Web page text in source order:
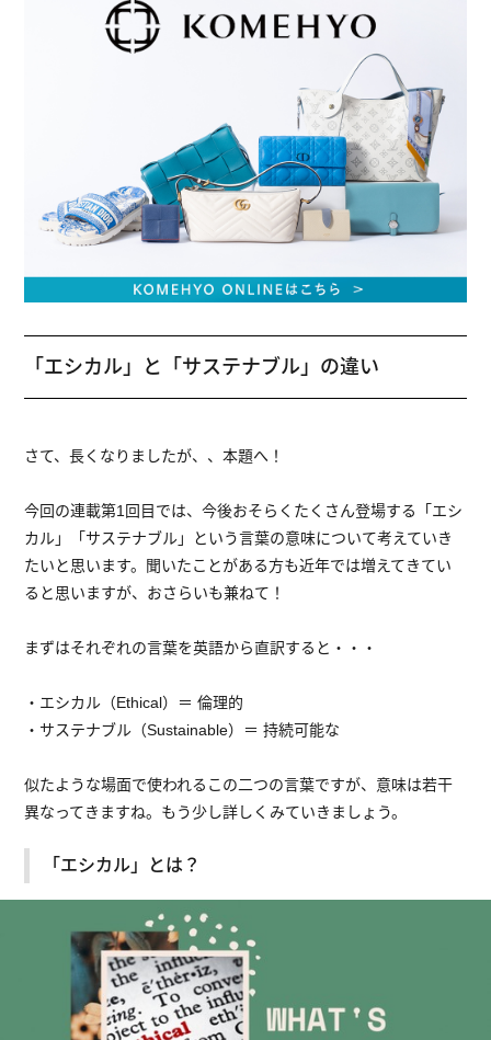
「エシカル」と「サステナブル」の違い
さて、長くなりましたが、、本題へ！
今回の連載第1回目では、今後おそらくたくさん登場する「エシ
カル」「サステナブル」という言葉の意味について考えていき
たいと思います。聞いたことがある方も近年では増えてきてい
ると思いますが、おさらいも兼ねて！
まずはそれぞれの言葉を英語から直訳すると・・・
・エシカル（Ethical）＝ 倫理的
・サステナブル（Sustainable）＝ 持続可能な
似たような場面で使われるこの二つの言葉ですが、意味は若干
異なってきますね。もう少し詳しくみていきましょう。
「エシカル」とは？